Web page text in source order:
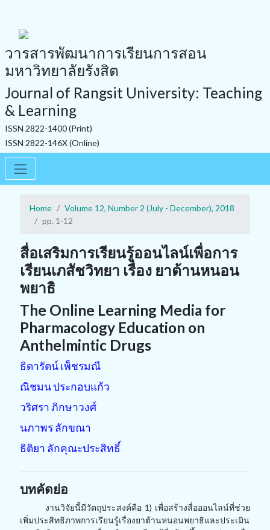
วารสารพัฒนาการเรียนการสอน
มหาวิทยาลัยรังสิต
Journal of Rangsit University: Teaching
& Learning
ISSN 2822-1400 (Print)
ISSN 2822-146X (Online)
Home
Volume 12, Number 2 (July - December), 2018
pp. 1-12
สื่อเสริมการเรียนรู้ออนไลน์เพื่อการ
เรียนเภสัชวิทยา เรื่อง ยาต้านหนอน
พยาธิ
The Online Learning Media for
Pharmacology Education on
Anthelmintic Drugs
ธิดารัตน์ เพ็ชรมณี
ณิชมน ประกอบแก้ว
วริศรา ภิกษาวงศ์
นภาพร ลักขณา
ธิติยา ลักคุณะประสิทธิ์
บทคัดย่อ
งานวิจัยนี้มีวัตถุประสงค์คือ 1) เพื่อสร้างสื่อออนไลน์ที่ช่วย
เพิ่มประสิทธิภาพการเรียนรู้เรื่องยาต้านหนอนพยาธิและประเมิน